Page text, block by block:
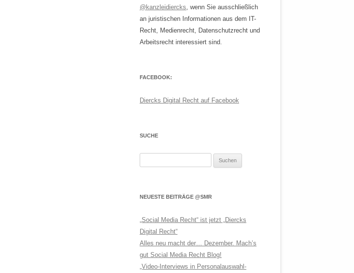
@kanzleidiercks, wenn Sie ausschließlich
an juristischen Informationen aus dem IT-
Recht, Medienrecht, Datenschutzrecht und
Arbeitsrecht interessiert sind.
FACEBOOK:
Diercks Digital Recht auf Facebook
SUCHE
NEUESTE BEITRÄGE @SMR
„Social Media Recht“ ist jetzt „Diercks
Digital Recht“
Alles neu macht der… Dezember. Mach’s
gut Social Media Recht Blog!
„Video-Interviews in Personalauswahl-